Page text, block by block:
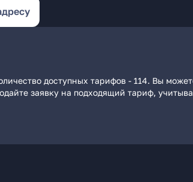
доступных тарифов - 114. Вы
заявку на подходящий тариф,